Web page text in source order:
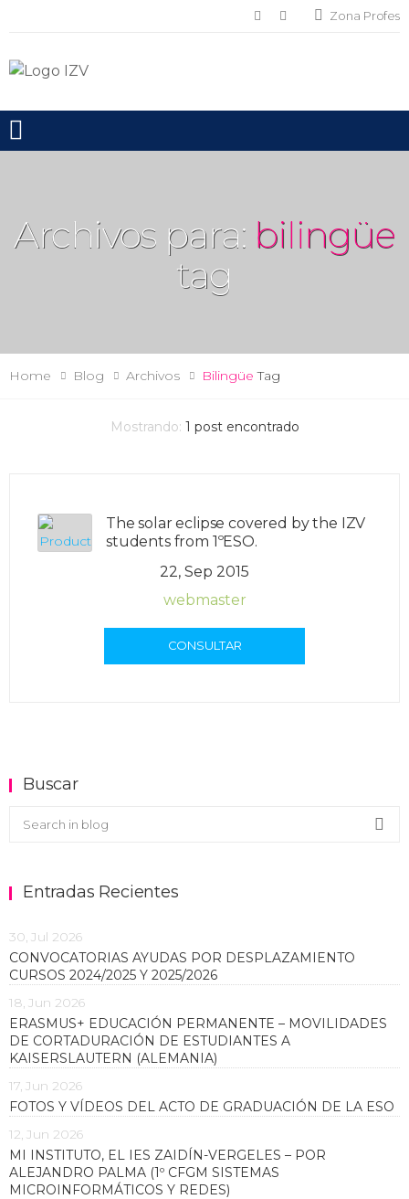
Zona Profes
Toggle mobile menu
Archivos para: bilingüe
tag
Home Blog Archivos Bilingüe Tag
Mostrando: 1 post encontrado
The solar eclipse covered by the IZV
students from 1ºESO.
22, Sep 2015
webmaster
CONSULTAR
Buscar
Buscar en el blog
Entradas Recientes
30, Jul 2026
CONVOCATORIAS AYUDAS POR DESPLAZAMIENTO
CURSOS 2024/2025 Y 2025/2026
18, Jun 2026
ERASMUS+ EDUCACIÓN PERMANENTE – MOVILIDADES
DE CORTADURACIÓN DE ESTUDIANTES A
KAISERSLAUTERN (ALEMANIA)
17, Jun 2026
FOTOS Y VÍDEOS DEL ACTO DE GRADUACIÓN DE LA ESO
12, Jun 2026
MI INSTITUTO, EL IES ZAIDÍN-VERGELES – POR
ALEJANDRO PALMA (1º CFGM SISTEMAS
MICROINFORMÁTICOS Y REDES)